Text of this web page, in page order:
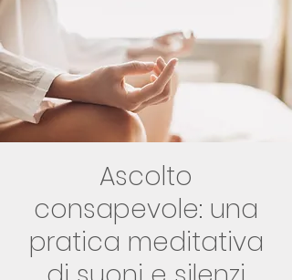
Ascolto
consapevole: una
pratica meditativa